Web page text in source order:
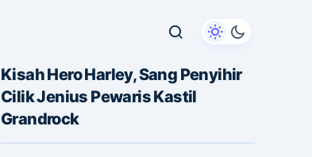
Kisah Hero Harley, Sang Penyihir
Cilik Jenius Pewaris Kastil
Grandrock